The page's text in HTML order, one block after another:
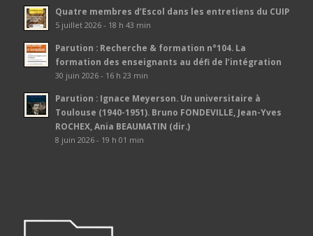
Quatre membres d’Escol dans les entretiens du CUIP
5 juillet 2026 - 18 h 43 min
Parution : Recherche & formation n°104. La
formation des enseignants au défi de l’intégration
30 juin 2026 - 16 h 23 min
Parution : Ignace Meyerson. Un universitaire à
Toulouse (1940-1951). Bruno FONDEVILLE, Jean-Yves
ROCHEX, Ania BEAUMATIN (dir.)
8 juin 2026 - 19 h 01 min